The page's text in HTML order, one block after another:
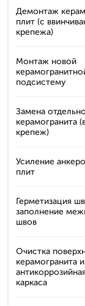
Демонтаж
плит (с
крепежа)
Монтаж новой
подсистему
Замена
керамогранита
крепеж)
Усиление
плит
Герметизация
заполнение
швов
Очистка
керамогранита и
каркаса